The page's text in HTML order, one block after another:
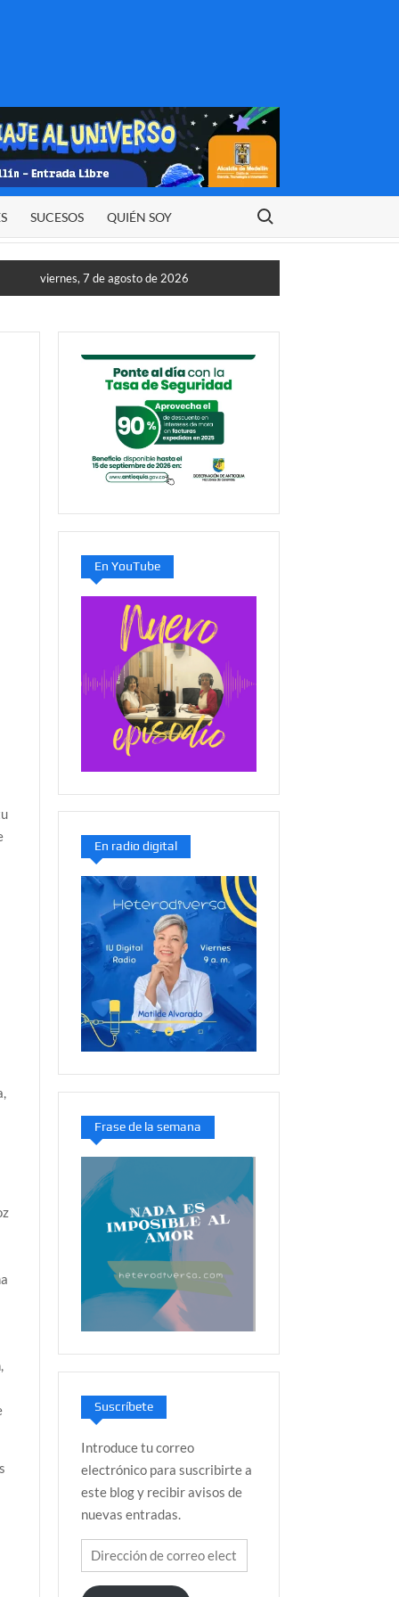
SUCESOS QUIÉN SOY
Buscar:
viernes, 7 de agosto de 2026
En YouTube
En radio digital
Frase de la semana
Suscríbete
Introduce tu correo
electrónico para suscribirte a
este blog y recibir avisos de
nuevas entradas.
Dirección
de
correo